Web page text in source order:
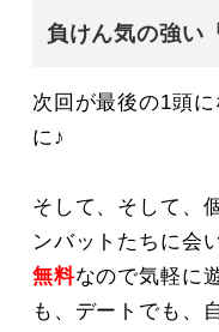
負けん気の強い
次回が最後の1頭
に♪
そして、そして、
ンバットたちに会
無料なので気軽に
も、デートでも、